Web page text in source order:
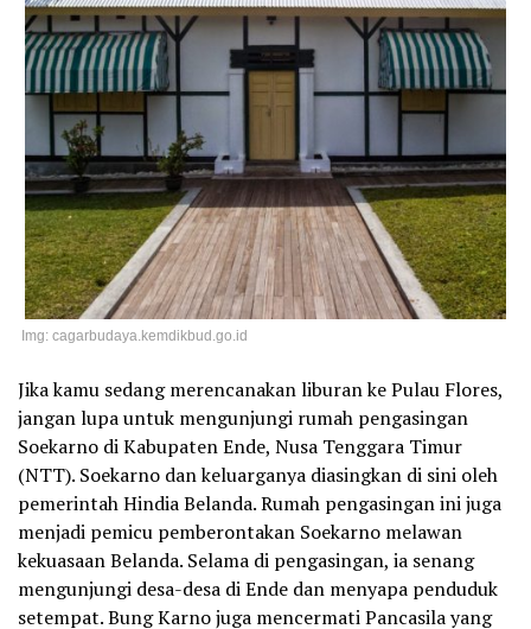
Img: cagarbudaya.kemdikbud.go.id
Jika kamu sedang merencanakan liburan ke Pulau Flores,
jangan lupa untuk mengunjungi rumah pengasingan
Soekarno di Kabupaten Ende, Nusa Tenggara Timur
(NTT). Soekarno dan keluarganya diasingkan di sini oleh
pemerintah Hindia Belanda. Rumah pengasingan ini juga
menjadi pemicu pemberontakan Soekarno melawan
kekuasaan Belanda. Selama di pengasingan, ia senang
mengunjungi desa-desa di Ende dan menyapa penduduk
setempat. Bung Karno juga mencermati Pancasila yang